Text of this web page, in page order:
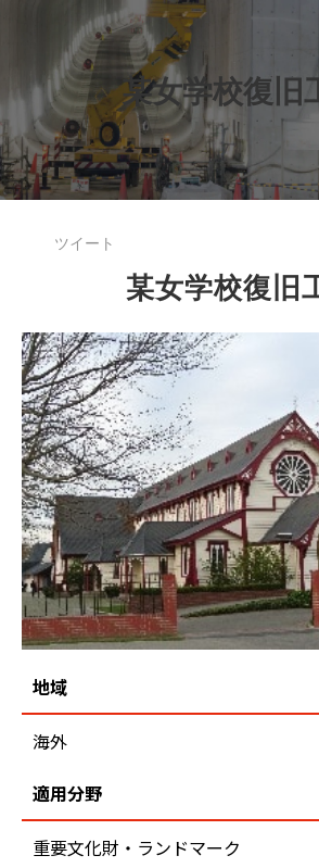
某女学校復旧
ツイート
某女学校復旧
地域
海外
適用分野
重要文化財・ランドマーク